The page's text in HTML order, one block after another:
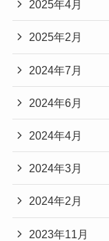
2025年4月
2025年2月
2024年7月
2024年6月
2024年4月
2024年3月
2024年2月
2023年11月